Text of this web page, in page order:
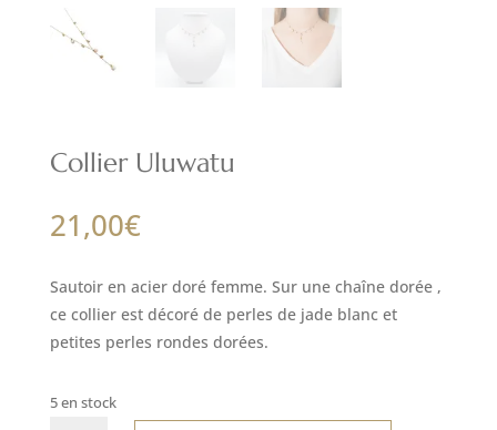
Collier Uluwatu
21,00€
Sautoir en acier doré femme. Sur une chaîne dorée ,
ce collier est décoré de perles de jade blanc et
petites perles rondes dorées.
5 en stock